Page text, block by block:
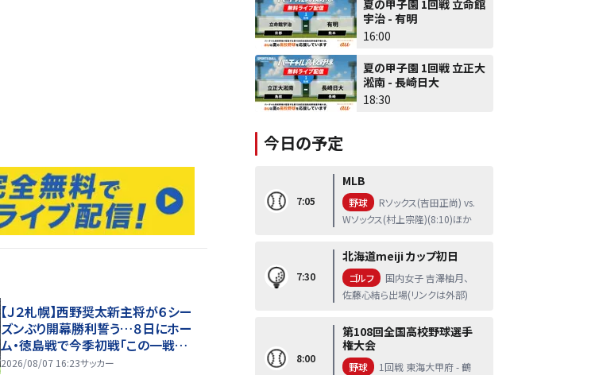
【Ｊ２札幌】西野奨太新主将が６シー
ズンぶり開幕勝利誓う…８日にホー
ム・徳島戦で今季初戦「この一戦で
どういうシーズンを歩めるかが決ま
2026/08/07 16:23サッカー
夏の甲子園 1回戦 立命館
宇治 - 有明
16:00
夏の甲子園 1回戦 立正大
淞南 - 長崎日大
18:30
今日の予定
7:05
MLB
野球
Rソックス(吉田正尚) vs.
Wソックス(村上宗隆)(8:10)ほか
7:30
北海道meiji カップ初日
ゴルフ
国内女子 吉澤柚月、
佐藤心結ら出場(リンクは外部)
8:00
第108回全国高校野球選手
権大会
野球
1回戦 東海大甲府 - 鶴